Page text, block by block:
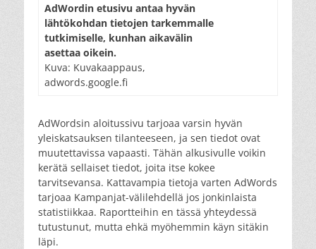
AdWordin etusivu antaa hyvän
lähtökohdan tietojen tarkemmalle
tutkimiselle, kunhan aikavälin
asettaa oikein.
Kuva: Kuvakaappaus,
adwords.google.fi
AdWordsin aloitussivu tarjoaa varsin hyvän
yleiskatsauksen tilanteeseen, ja sen tiedot ovat
muutettavissa vapaasti. Tähän alkusivulle voikin
kerätä sellaiset tiedot, joita itse kokee
tarvitsevansa. Kattavampia tietoja varten AdWords
tarjoaa Kampanjat-välilehdellä jos jonkinlaista
statistiikkaa. Raportteihin en tässä yhteydessä
tutustunut, mutta ehkä myöhemmin käyn sitäkin
läpi.